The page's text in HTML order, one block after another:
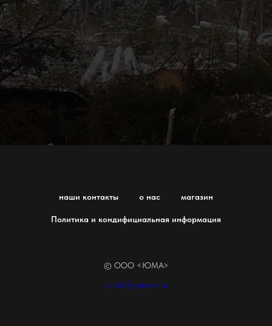
наши контакты о нас магазин
Политика и кондифициальная информация
© ООО <ЮМА>
ymaft@yandex.ru